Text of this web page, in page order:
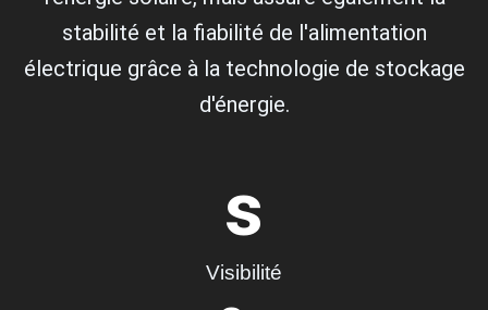
stabilité et la fiabilité de l'alimentation
électrique grâce à la technologie de stockage
d'énergie.
Visibilité
s